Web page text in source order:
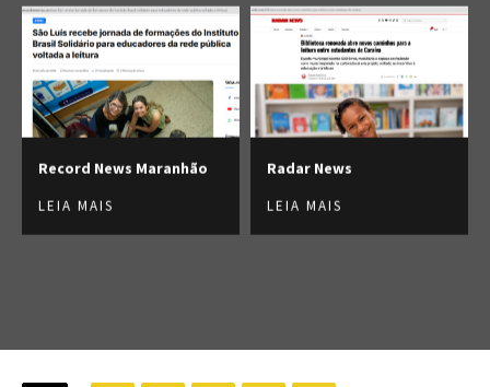
Record News Maranhão
LEIA MAIS
Radar News
LEIA MAIS